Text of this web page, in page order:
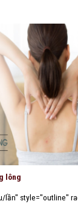
lông
lần" style="outline"